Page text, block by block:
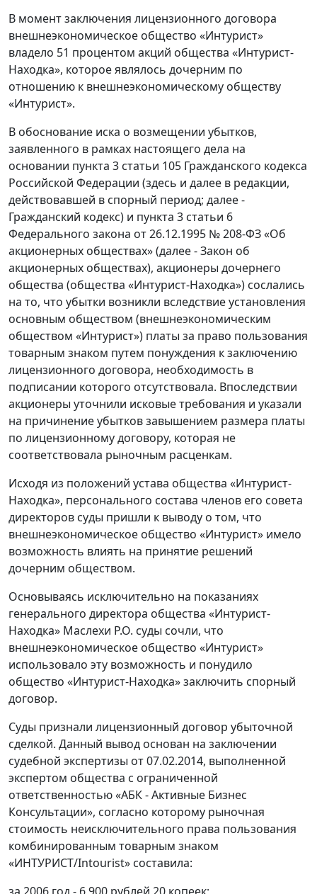
В момент заключения лицензионного договора
внешнеэкономическое общество «Интурист»
владело 51 процентом акций общества «Интурист-
Находка», которое являлось дочерним по
отношению к внешнеэкономическому обществу
«Интурист».
В обоснование иска о возмещении убытков,
заявленного в рамках настоящего дела на
основании пункта 3 статьи 105 Гражданского кодекса
Российской Федерации (здесь и далее в редакции,
действовавшей в спорный период; далее -
Гражданский кодекс) и пункта 3 статьи 6
Федерального закона от 26.12.1995 № 208-ФЗ «Об
акционерных обществах» (далее - Закон об
акционерных обществах), акционеры дочернего
общества (общества «Интурист-Находка») сослались
на то, что убытки возникли вследствие установления
основным обществом (внешнеэкономическим
обществом «Интурист») платы за право пользования
товарным знаком путем понуждения к заключению
лицензионного договора, необходимость в
подписании которого отсутствовала. Впоследствии
акционеры уточнили исковые требования и указали
на причинение убытков завышением размера платы
по лицензионному договору, которая не
соответствовала рыночным расценкам.
Исходя из положений устава общества «Интурист-
Находка», персонального состава членов его совета
директоров суды пришли к выводу о том, что
внешнеэкономическое общество «Интурист» имело
возможность влиять на принятие решений
дочерним обществом.
Основываясь исключительно на показаниях
генерального директора общества «Интурист-
Находка» Маслехи Р.О. суды сочли, что
внешнеэкономическое общество «Интурист»
использовало эту возможность и понудило
общество «Интурист-Находка» заключить спорный
договор.
Суды признали лицензионный договор убыточной
сделкой. Данный вывод основан на заключении
судебной экспертизы от 07.02.2014, выполненной
экспертом общества с ограниченной
ответственностью «АБК - Активные Бизнес
Консультации», согласно которому рыночная
стоимость неисключительного права пользования
комбинированным товарным знаком
«ИНТУРИСТ/Intourist» составила: